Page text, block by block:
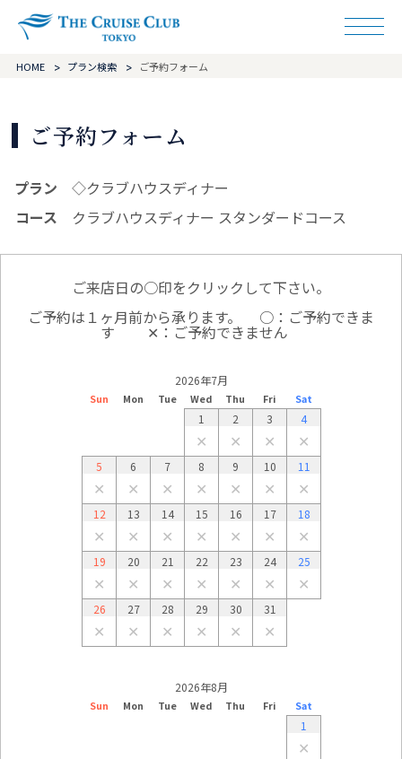
ザ・クルーズクラ
HOME プラン検索 ご予約フォーム
ご予約フォーム
プラン
◇クラブハウスディナー
コース
クラブハウスディナー スタンダードコース
ご来店日の○印をクリックして下さい。
ご予約は１ヶ月前から承ります。
○：ご予約できま
す ✕：ご予約できません
2026年7月
Sun Mon Tue Wed Thu Fri Sat
1
✕
2
✕
3
✕
4
✕
5
✕
6
✕
7
✕
8
✕
9
✕
10
✕
11
✕
12
✕
13
✕
14
✕
15
✕
16
✕
17
✕
18
✕
19
✕
20
✕
21
✕
22
✕
23
✕
24
✕
25
✕
26
✕
27
✕
28
✕
29
✕
30
✕
31
✕
2026年8月
Sun Mon Tue Wed Thu Fri Sat
1
✕